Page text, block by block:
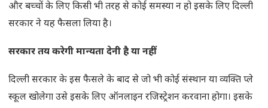
और बच्चों के लिए किसी भी तरह से कोई समस्या न हो इसके लिए दिल्ली
सरकार ने यह फैसला लिया है।
सरकार तय करेगी मान्यता देनी है या नहीं
दिल्ली सरकार के इस फैसले के बाद से जो भी कोई संस्थान या व्यक्ति प्ले
स्कूल खोलेगा उसे इसके लिए ऑनलाइन रजिस्ट्रेशन करवाना होगा। इसके